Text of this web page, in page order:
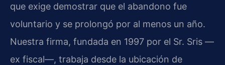
que exige demostrar que el abandono fue
voluntario y se prolongó por al menos un año.
Nuestra firma, fundada en 1997 por el Sr. Sris —
ex fiscal—, trabaja desde la ubicación de